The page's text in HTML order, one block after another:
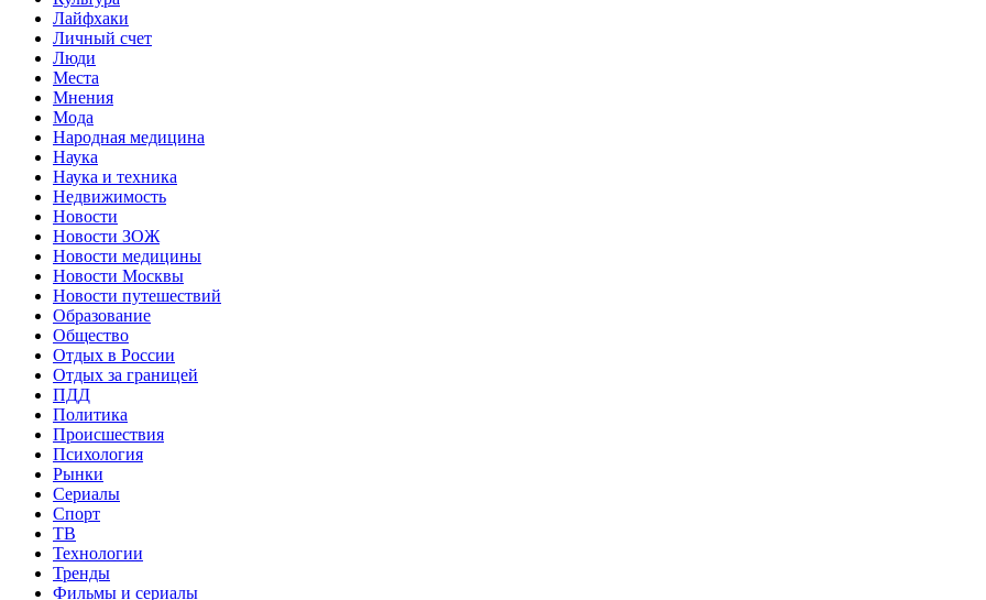
Лайфхаки
Личный счет
Люди
Места
Мнения
Мода
Народная медицина
Наука
Наука и техника
Недвижимость
Новости
Новости ЗОЖ
Новости медицины
Новости Москвы
Новости путешествий
Образование
Общество
Отдых в России
Отдых за границей
ПДД
Политика
Происшествия
Психология
Рынки
Сериалы
Спорт
ТВ
Технологии
Тренды
Фильмы и сериалы